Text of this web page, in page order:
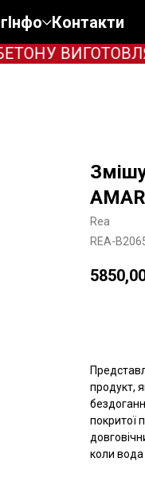
Інфо Контакти
Rea
REA-
продукт,
покритої
коли вода